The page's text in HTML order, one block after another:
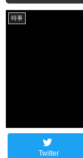
時事
Twitter